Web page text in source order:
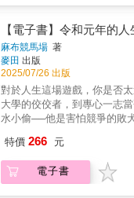
樣，海直率且不留情面地這
禁跟著笑出來的強勢作風，讓
次面對音樂，並感受到共同演
悅。但是，跟海共度的幸福
即使再度迎來離別，只要樂
的記憶就能成為永恆。
Illustration：LAM /
CORPORATION
【電子書】令和元年的
麻布競馬場 著
麥田 出版
2025/07/26 出版
對於人生這場遊戲，你是否
大學的佼佼者，到專心一志
水小偷──他是害怕競爭的敗
年輕讀者反應「太過寫實」
直木獎決選 最理解世代議題
家 小憩（作家）重點就在括
特價 266 元
電子書